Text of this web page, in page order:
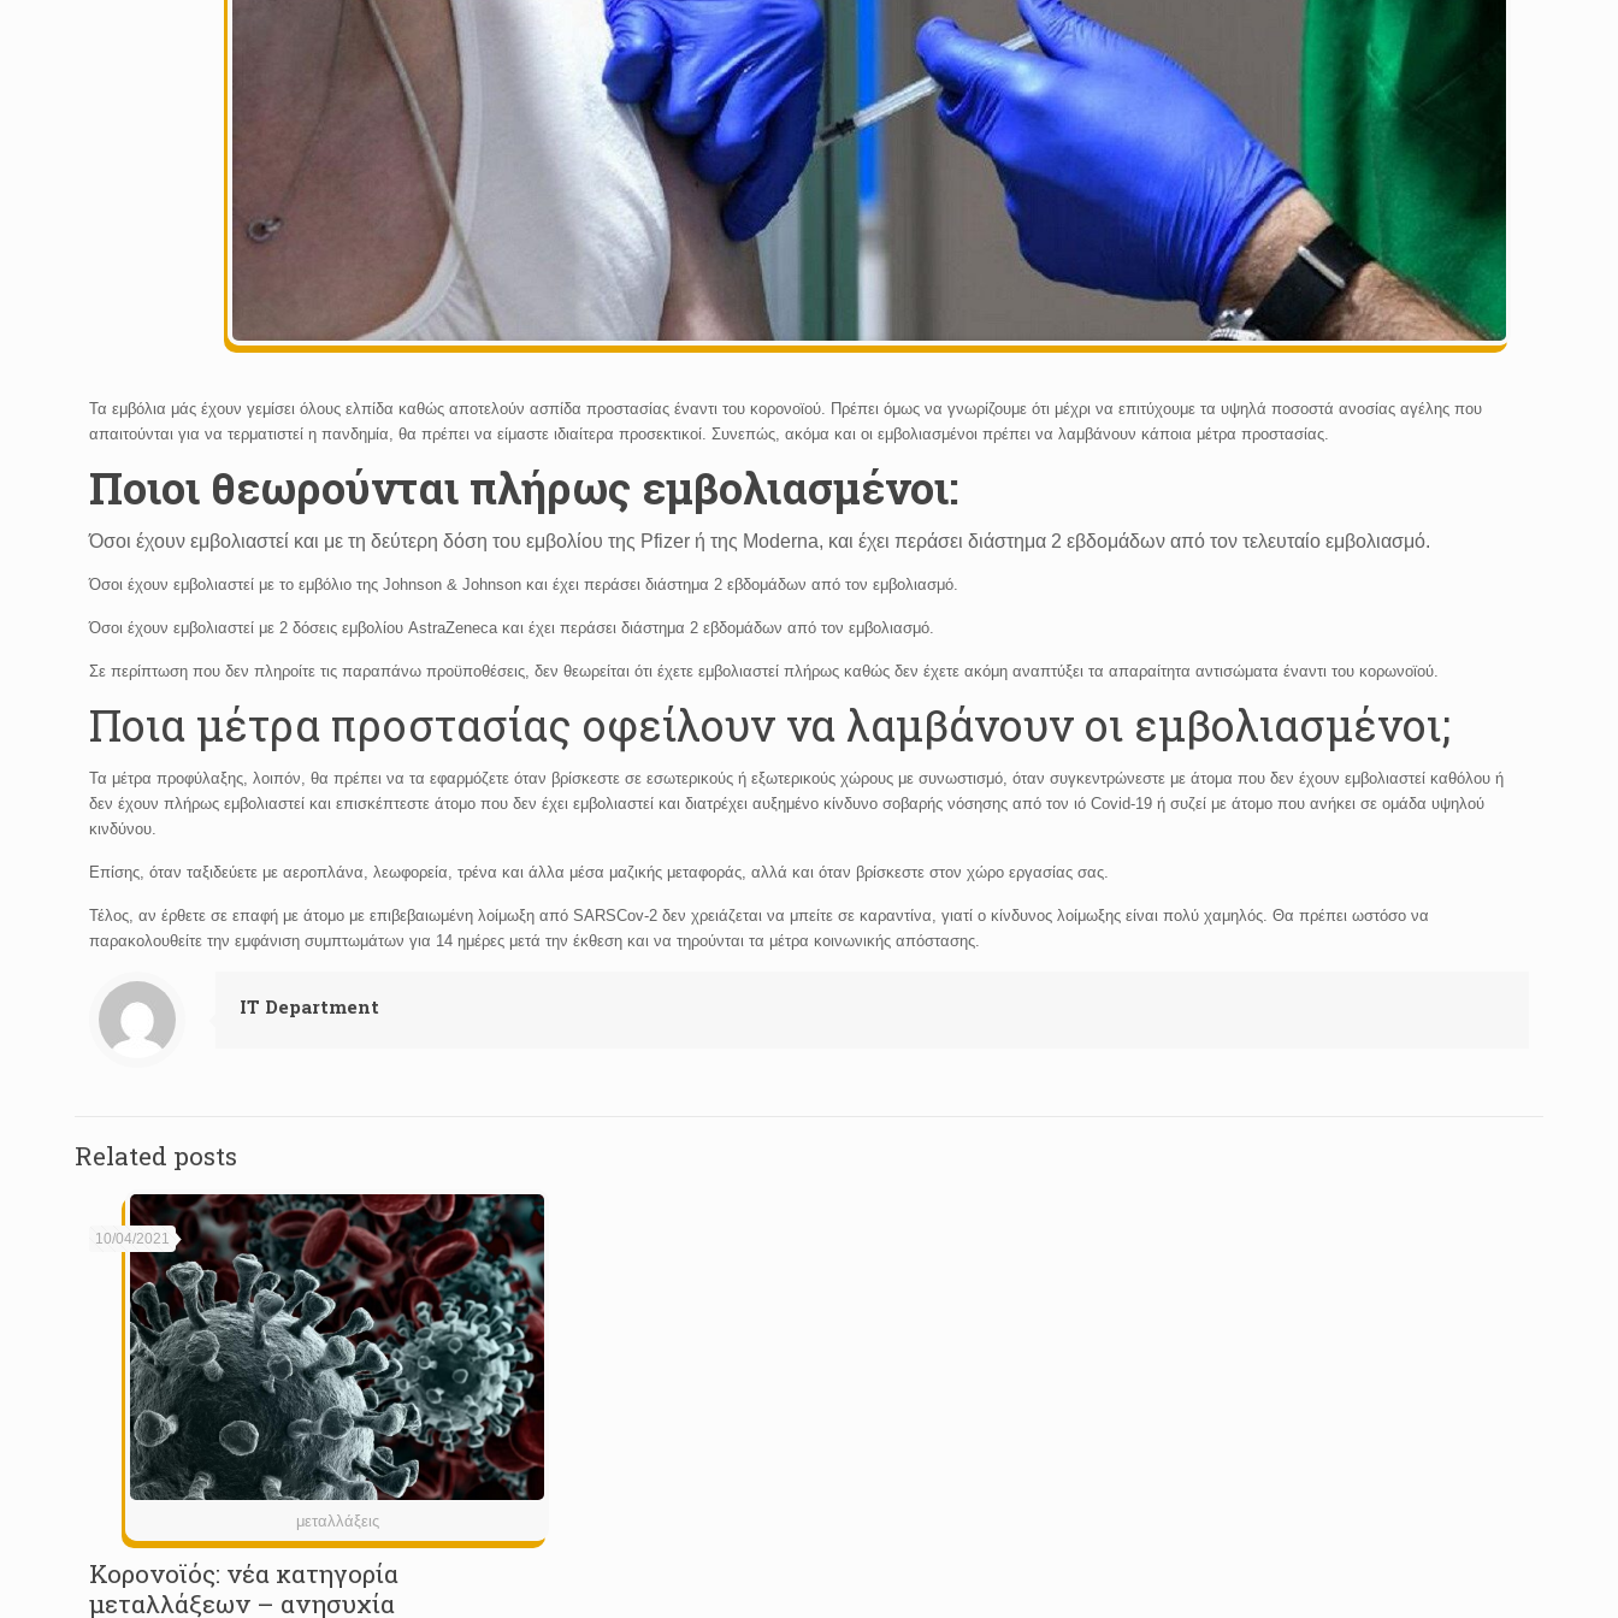
Τα εμβόλια μάς έχουν γεμίσει όλους ελπίδα καθώς αποτελούν ασπίδα προστασίας έναντι του κορονοϊού. Πρέπει όμως να γνωρίζουμε ότι μέχρι να επιτύχουμε τα υψηλά ποσοστά ανοσίας αγέλης που
απαιτούνται για να τερματιστεί η πανδημία, θα πρέπει να είμαστε ιδιαίτερα προσεκτικοί. Συνεπώς, ακόμα και οι εμβολιασμένοι πρέπει να λαμβάνουν κάποια μέτρα προστασίας.
Ποιοι θεωρούνται πλήρως εμβολιασμένοι:
Όσοι έχουν εμβολιαστεί και με τη δεύτερη δόση του εμβολίου της Pfizer ή της Moderna, και έχει περάσει διάστημα 2 εβδομάδων από τον τελευταίο εμβολιασμό.
Όσοι έχουν εμβολιαστεί με το εμβόλιο της Johnson & Johnson και έχει περάσει διάστημα 2 εβδομάδων από τον εμβολιασμό.
Όσοι έχουν εμβολιαστεί με 2 δόσεις εμβολίου AstraZeneca και έχει περάσει διάστημα 2 εβδομάδων από τον εμβολιασμό.
Σε περίπτωση που δεν πληροίτε τις παραπάνω προϋποθέσεις, δεν θεωρείται ότι έχετε εμβολιαστεί πλήρως καθώς δεν έχετε ακόμη αναπτύξει τα απαραίτητα αντισώματα έναντι του κορωνοϊού.
Ποια μέτρα προστασίας οφείλουν να λαμβάνουν οι εμβολιασμένοι;
Τα μέτρα προφύλαξης, λοιπόν, θα πρέπει να τα εφαρμόζετε όταν βρίσκεστε σε εσωτερικούς ή εξωτερικούς χώρους με συνωστισμό, όταν συγκεντρώνεστε με άτομα που δεν έχουν εμβολιαστεί καθόλου ή
δεν έχουν πλήρως εμβολιαστεί και επισκέπτεστε άτομο που δεν έχει εμβολιαστεί και διατρέχει αυξημένο κίνδυνο σοβαρής νόσησης από τον ιό Covid-19 ή συζεί με άτομο που ανήκει σε ομάδα υψηλού
κινδύνου.
Επίσης, όταν ταξιδεύετε με αεροπλάνα, λεωφορεία, τρένα και άλλα μέσα μαζικής μεταφοράς, αλλά και όταν βρίσκεστε στον χώρο εργασίας σας.
Τέλος, αν έρθετε σε επαφή με άτομο με επιβεβαιωμένη λοίμωξη από SARSCov-2 δεν χρειάζεται να μπείτε σε καραντίνα, γιατί ο κίνδυνος λοίμωξης είναι πολύ χαμηλός. Θα πρέπει ωστόσο να
παρακολουθείτε την εμφάνιση συμπτωμάτων για 14 ημέρες μετά την έκθεση και να τηρούνται τα μέτρα κοινωνικής απόστασης.
IT Department
Related posts
μεταλλάξεις
10/04/2021
Κορονοϊός: νέα κατηγορία
μεταλλάξεων – ανησυχία